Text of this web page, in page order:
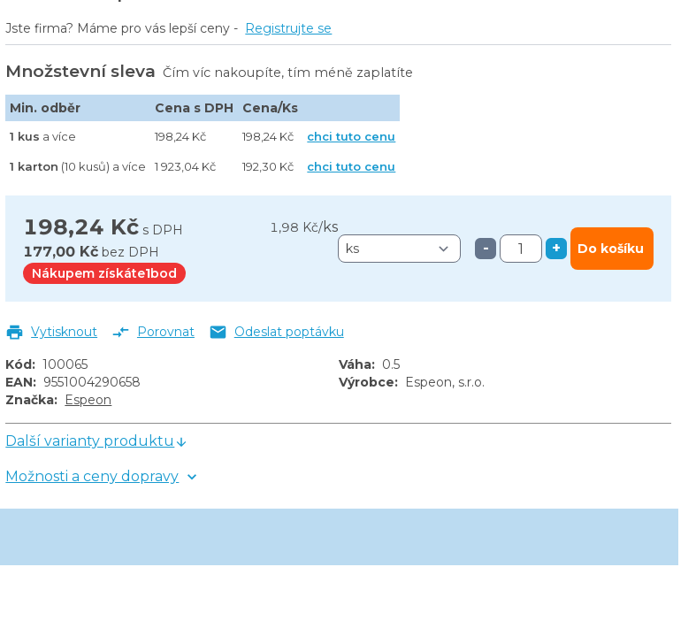
velikost XL
198,24 Kč s DPH 1,98 Kč/ks
177,00 Kč bez DPH
Nákupem získáte1bod
- + Do košíku
Jste firma? Máme pro vás lepší ceny - Registrujte se
Množstevní sleva Čím víc nakoupíte, tím méně zaplatíte
Min. odběr Cena s DPH Cena/Ks
1 kus a více 198,24 Kč 198,24 Kč chci tuto cenu
1 karton (10 kusů) a více 1 923,04 Kč 192,30 Kč chci tuto cenu
Vytisknout Porovnat Odeslat poptávku
Kód: 100065 Váha: 0.5
EAN: 9551004290658 Výrobce: Espeon, s.r.o.
Značka: Espeon
Další varianty produktu
Možnosti a ceny dopravy